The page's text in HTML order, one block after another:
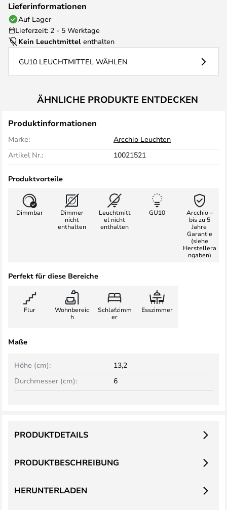
Lieferinformationen
Auf Lager
Lieferzeit: 2 - 5 Werktage
Kein Leuchtmittel enthalten
GU10 LEUCHTMITTEL WÄHLEN
ÄHNLICHE PRODUKTE ENTDECKEN
Produktinformationen
Marke:
Arcchio Leuchten
Artikel Nr.:
10021521
Produktvorteile
Dimmbar
Dimmer
nicht
enthalten
Leuchtmitt
el nicht
enthalten
GU10
Arcchio –
bis zu 5
Jahre
Garantie
(siehe
Herstellera
ngaben)
Perfekt für diese Bereiche
Flur
Wohnbereic
h
Schlafzimm
er
Esszimmer
Maße
Höhe (cm):
13,2
Durchmesser (cm):
6
PRODUKTBESCHREIBUNG
PRODUKTDETAILS
HERUNTERLADEN